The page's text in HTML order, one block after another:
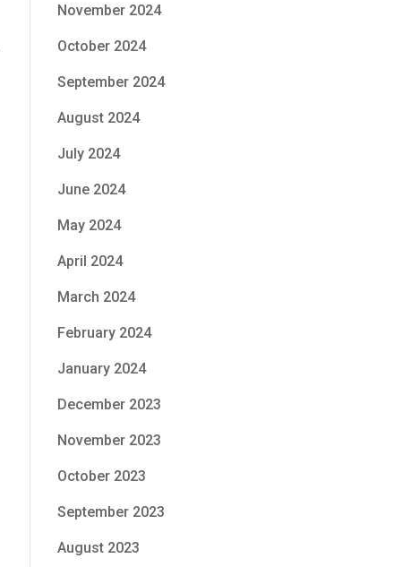
November 2024
October 2024
September 2024
August 2024
July 2024
June 2024
May 2024
April 2024
March 2024
February 2024
January 2024
December 2023
November 2023
October 2023
September 2023
August 2023